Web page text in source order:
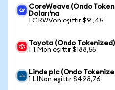
CoreWeave (Ondo
Doları'na
1 CRWVon eşittir $91,45
Toyota (Ondo
1 TMon eşittir $188,55
Linde plc (Ondo
1 LINon eşittir $498,76